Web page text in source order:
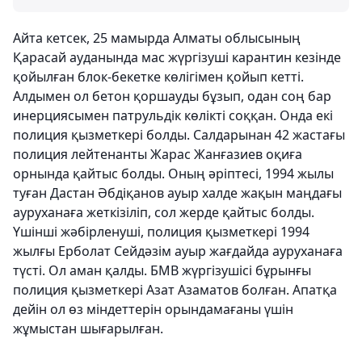
Айта кетсек, 25 мамырда Алматы облысының
Қарасай ауданында мас жүргізуші карантин кезінде
қойылған блок-бекетке көлігімен қойып кетті.
Алдымен ол бетон қоршауды бұзып, одан соң бар
инерциясымен патрульдік көлікті соққан. Онда екі
полиция қызметкері болды. Салдарынан 42 жастағы
полиция лейтенанты Жарас Жанғазиев оқиға
орнында қайтыс болды. Оның әріптесі, 1994 жылы
туған Дастан Әбдіқанов ауыр халде жақын маңдағы
ауруханаға жеткізіліп, сол жерде қайтыс болды.
Үшінші жәбірленуші, полиция қызметкері 1994
жылғы Ерболат Сейдәзім ауыр жағдайда ауруханаға
түсті. Ол аман қалды. БМВ жүргізушісі бұрынғы
полиция қызметкері Азат Азаматов болған. Апатқа
дейін ол өз міндеттерін орындамағаны үшін
жұмыстан шығарылған.